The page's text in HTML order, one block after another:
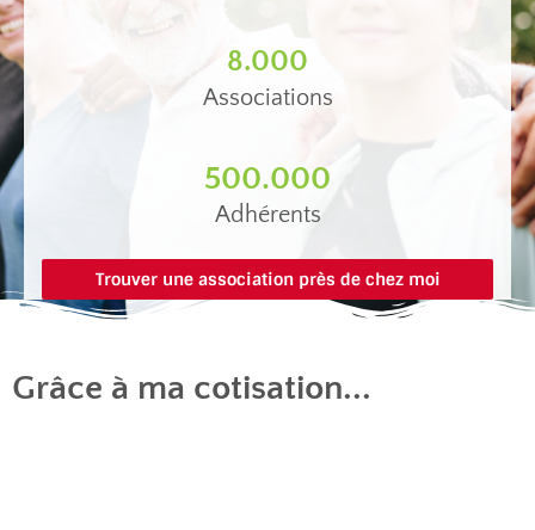
8.000
Associations
500.000
Adhérents
Trouver une association près de chez moi
Grâce à ma cotisation...